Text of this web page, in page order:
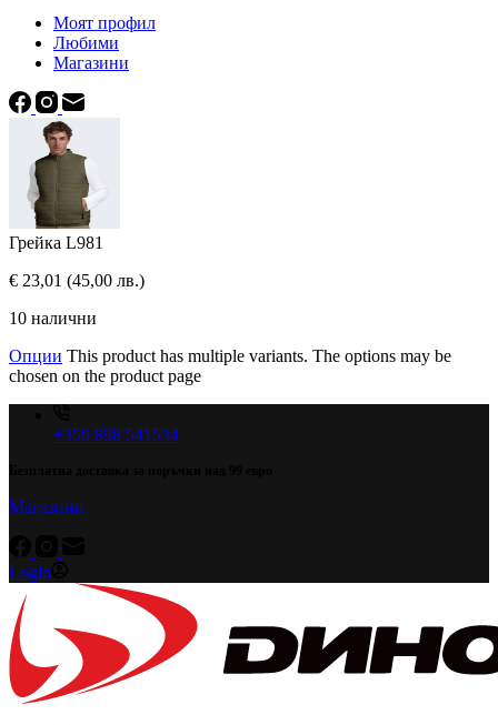
Моят профил
Любими
Магазини
Грейка L981
€ 23,01 (45,00 лв.)
10 налични
Опции This product has multiple variants. The options may be
chosen on the product page
+359 898 541534
Магазини
Login